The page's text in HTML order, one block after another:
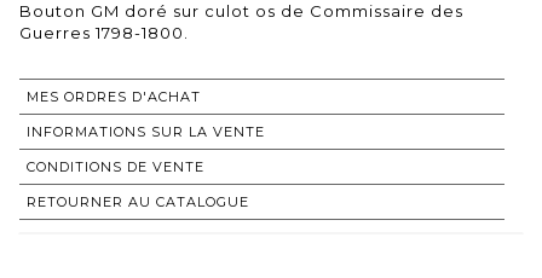
Bouton GM doré sur culot os de Commissaire des
Guerres 1798-1800.
MES ORDRES D'ACHAT
INFORMATIONS SUR LA VENTE
CONDITIONS DE VENTE
RETOURNER AU CATALOGUE